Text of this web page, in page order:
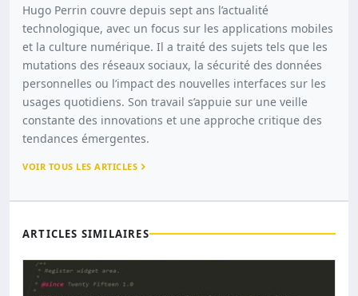
Hugo Perrin couvre depuis sept ans l’actualité
technologique, avec un focus sur les applications mobiles
et la culture numérique. Il a traité des sujets tels que les
mutations des réseaux sociaux, la sécurité des données
personnelles ou l’impact des nouvelles interfaces sur les
usages quotidiens. Son travail s’appuie sur une veille
constante des innovations et une approche critique des
tendances émergentes.
VOIR TOUS LES ARTICLES
ARTICLES SIMILAIRES